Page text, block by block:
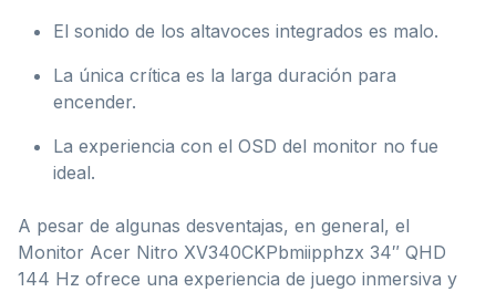
El sonido de los altavoces integrados es malo.
La única crítica es la larga duración para
encender.
La experiencia con el OSD del monitor no fue
ideal.
A pesar de algunas desventajas, en general, el
Monitor Acer Nitro XV340CKPbmiipphzx 34″ QHD
144 Hz ofrece una experiencia de juego inmersiva y